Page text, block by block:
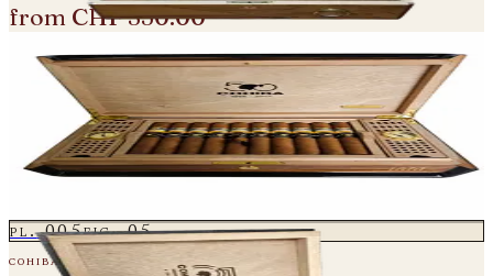
from CHF 350.00
cohiba
Cohiba 50 Aniversario - Majestuosos 1966
Humidor
2 variants
pl. 005fig. 05
cohiba